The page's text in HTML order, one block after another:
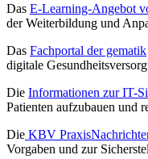
Das E-Learning-Angebot
der Weiterbildung und
Das Fachportal der gematik
digitale
Die Informationen zur IT-
Patienten aufzubauen und
Die KBV
Vorgaben und zur